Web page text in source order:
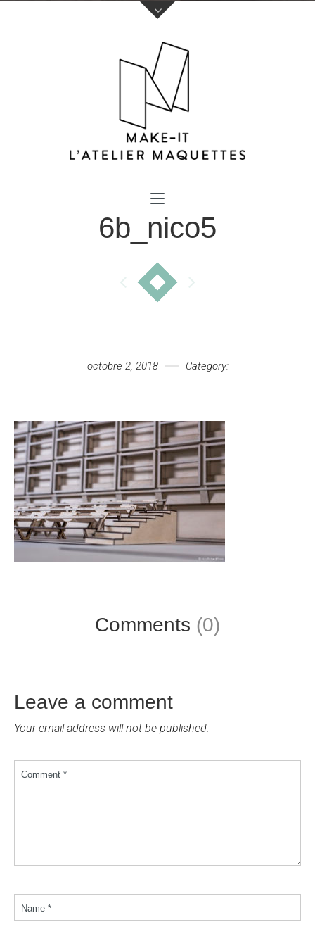
Votre nom (obligatoire)
Votre e-mail (obligatoire)6b_nico5
octobre 2, 2018 Category:
Comments (0)
Leave a comment
Your email address will not be published.
Comment *
Name *